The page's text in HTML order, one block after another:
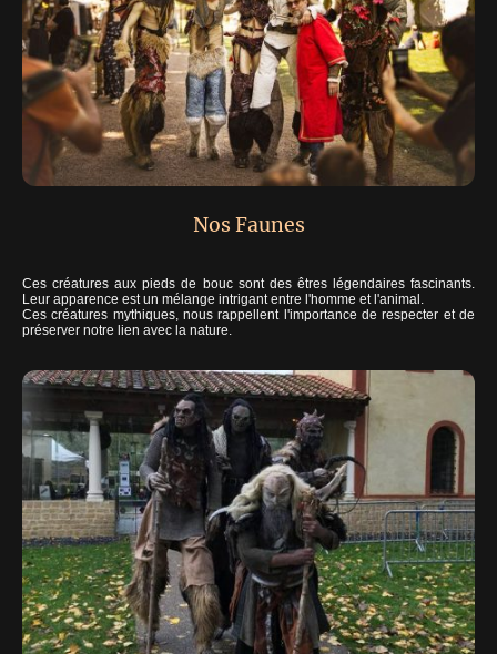
Nos Faunes
Ces créatures aux pieds de bouc sont des êtres légendaires fascinants.
Leur apparence est un mélange intrigant entre l'homme et l'animal.
Ces créatures mythiques, nous rappellent l'importance de respecter et de
préserver notre lien avec la nature.